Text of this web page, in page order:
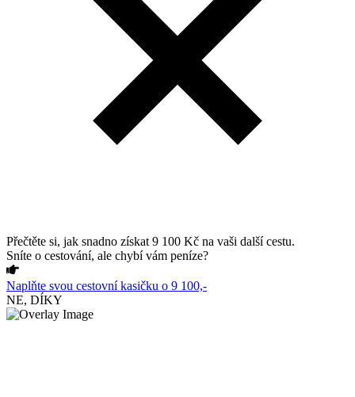
Přečtěte si, jak snadno získat 9 100 Kč na vaši další cestu.
Sníte o cestování, ale chybí vám peníze?
Naplňte svou cestovní kasičku o 9 100,-
NE, DÍKY